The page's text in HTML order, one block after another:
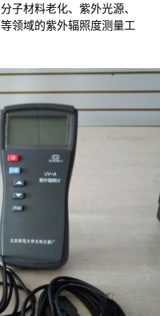
子材料老化、紫外光源、
领域的紫外辐照度测量工